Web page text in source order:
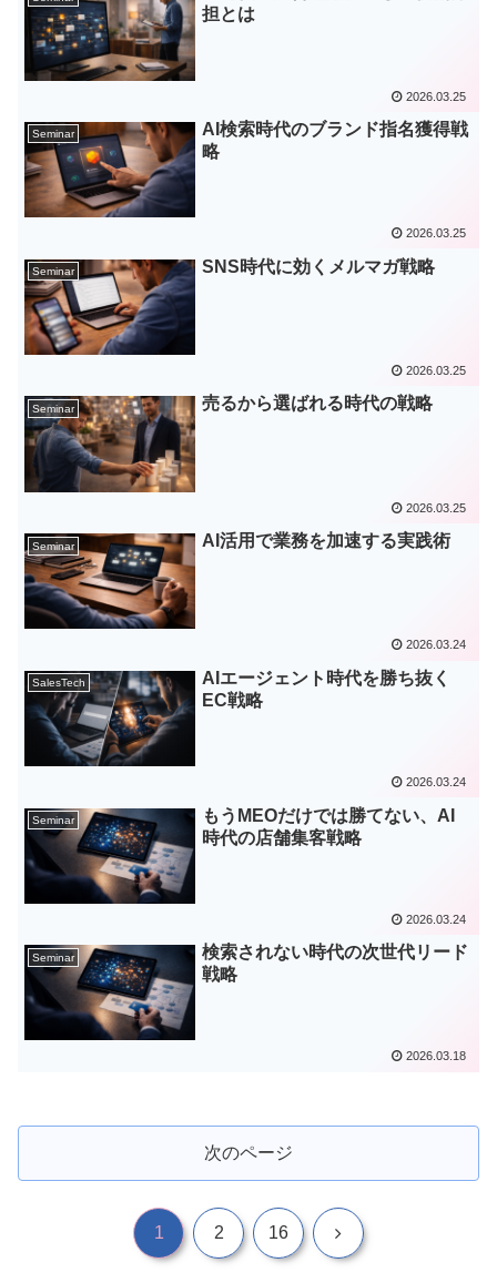
担とは
2026.03.25
Seminar
AI検索時代のブランド指名獲得戦
略
2026.03.25
Seminar SNS時代に効くメルマガ戦略
2026.03.25
Seminar 売るから選ばれる時代の戦略
2026.03.25
Seminar AI活用で業務を加速する実践術
2026.03.24
SalesTech
AIエージェント時代を勝ち抜く
EC戦略
2026.03.24
Seminar
もうMEOだけでは勝てない、AI
時代の店舗集客戦略
2026.03.24
Seminar
検索されない時代の次世代リード
戦略
2026.03.18
次のページ
1 2 16 次